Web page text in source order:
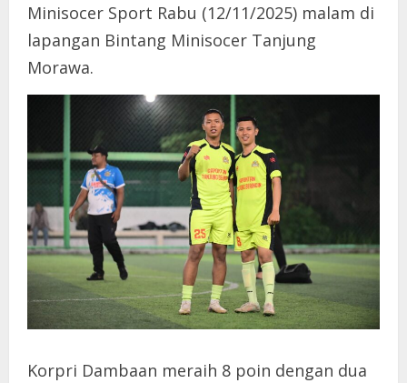
Minisocer Sport Rabu (12/11/2025) malam di
lapangan Bintang Minisocer Tanjung
Morawa.
Korpri Dambaan meraih 8 poin dengan dua